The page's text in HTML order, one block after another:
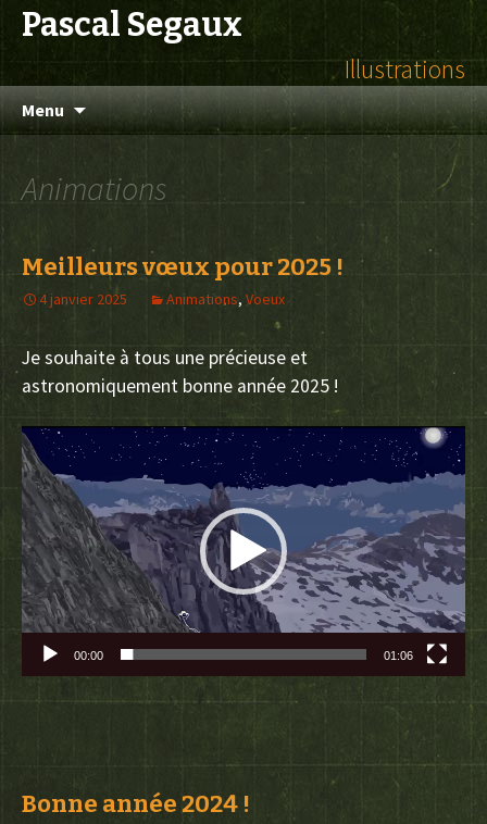
Pascal Segaux
Illustrations
Menu
Aller
au
Animations
Meilleurs vœux pour 2025 !
4 janvier 2025 Animations, Voeux
Je souhaite à tous une précieuse et
astronomiquement bonne année 2025 !
Lecteur
vidéo
00:00 01:06
Bonne année 2024 !